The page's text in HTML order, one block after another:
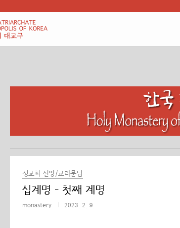
정교회 신앙/교리문답
십계명 - 첫째 계명
monastery 2023. 2. 9.